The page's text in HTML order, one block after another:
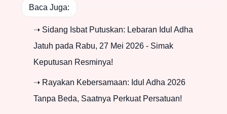
Baca Juga:
➝ Sidang Isbat Putuskan: Lebaran Idul Adha
Jatuh pada Rabu, 27 Mei 2026 - Simak
Keputusan Resminya!
➝ Rayakan Kebersamaan: Idul Adha 2026
Tanpa Beda, Saatnya Perkuat Persatuan!